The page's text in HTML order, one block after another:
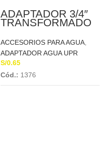
ADAPTADOR 3/4″
TRANSFORMADO
ACCESORIOS PARA AGUA
ADAPTADOR AGUA UPR
S/0.65
Cód.: 1376